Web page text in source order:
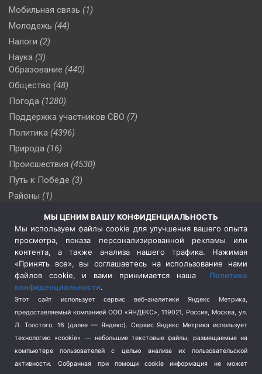
Мобильная связь (1)
Молодежь (44)
Налоги (2)
Наука (3)
Образование (440)
Общество (48)
Погода (1280)
Поддержка участников СВО (7)
Политика (4396)
Природа (16)
Происшествия (4530)
Путь к Победе (3)
Районы (1)
(510)
Сельское хозяйство (3)
Социальная политика
(3)
Спецоперация в Украине
Спецоперация на Украине
(404)
Спорт (740)
Терроризм (1)
Транспорт (262)
Туризм (178)
Флот (76)
МЫ ЦЕНИМ ВАШУ КОНФИДЕНЦИАЛЬНОСТЬ
Мы используем файлы cookie для улучшения вашего опыта
просмотра, показа персонализированной рекламы или
контента, а также анализа нашего трафика. Нажимая
«Принять все», вы соглашаетесь на использование нами
файлов cookie, и вами принимается наша Политика
конфиденциальности.
Этот сайт использует сервис веб-аналитики Яндекс Метрика,
предоставляемый компанией ООО «ЯНДЕКС», 119021, Россия, Москва, ул.
Л. Толстого, 16 (далее — Яндекс). Сервис Яндекс Метрика использует
технологию «cookie» — небольшие текстовые файлы, размещаемые на
компьютере пользователей с целью анализа их пользовательской
активности.
Собранная при помощи cookie информация не может